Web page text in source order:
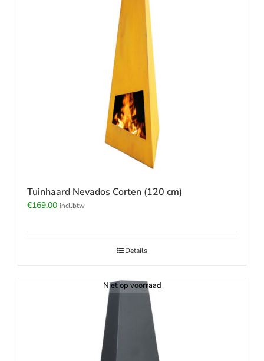
Tuinhaard Nevados Corten (120 cm)
€169.00 incl.btw
Details
Niet op voorraad